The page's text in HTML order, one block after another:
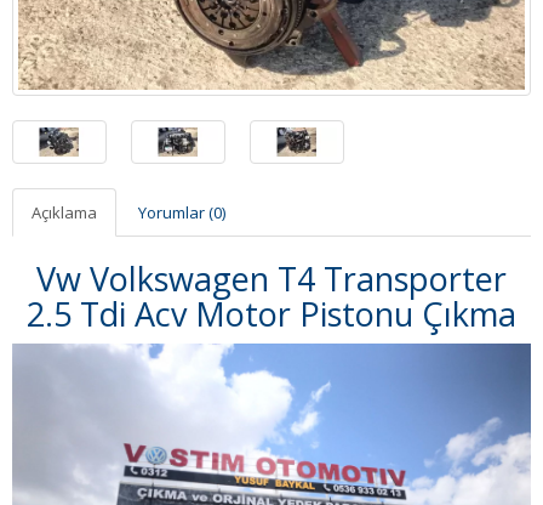
Açıklama Yorumlar (0)
Vw Volkswagen T4 Transporter
2.5 Tdi Acv Motor Pistonu Çıkma